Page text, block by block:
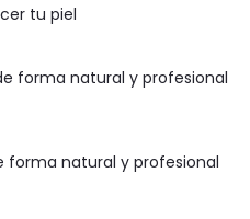
tu piel
forma natural y profesional